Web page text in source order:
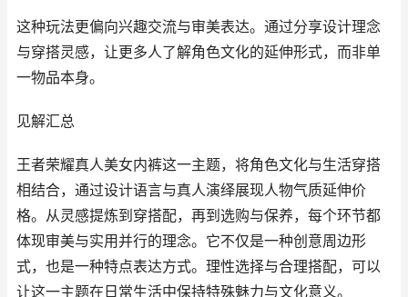
这种玩法更偏向兴趣交流与审美表达。通过分享设计理念
与穿搭灵感，让更多人了解角色文化的延伸形式，而非单
一物品本身。
见解汇总
王者荣耀真人美女内裤这一主题，将角色文化与生活穿搭
相结合，通过设计语言与真人演绎展现人物气质延伸价
格。从灵感提炼到穿搭配，再到选购与保养，每个环节都
体现审美与实用并行的理念。它不仅是一种创意周边形
式，也是一种特点表达方式。理性选择与合理搭配，可以
让这一主题在日常生活中保持特殊魅力与文化意义。